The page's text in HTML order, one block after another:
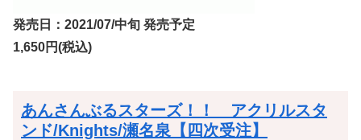
発売日：2021/07/中旬 発売予定
1,650円(税込)
あんさんぶるスターズ！！ アクリルスタ
ンド/Knights/瀬名泉【四次受注】